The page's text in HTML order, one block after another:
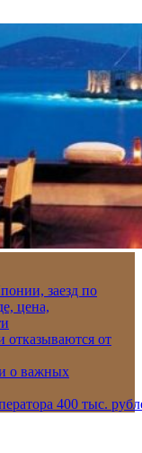
заезд по
цена,
от
о важных
400 тыс.